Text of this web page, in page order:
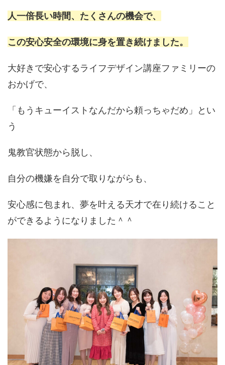
人一倍長い時間、たくさんの機会で、
この安心安全の環境に身を置き続けました。
大好きで安心するライフデザイン講座ファミリーの
おかげで、
「もうキューイストなんだから頼っちゃだめ」とい
う
鬼教官状態から脱し、
自分の機嫌を自分で取りながらも、
安心感に包まれ、夢を叶える天才で在り続けること
ができるようになりました＾＾